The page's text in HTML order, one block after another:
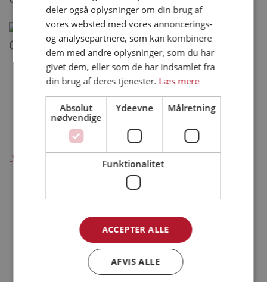
One pot kebabpasta
1 - 9 af 318 opskrifter 1 2 3 ...
Danpo A/S
Farre - hovedkontor, administration og produktion:
Danpo A/S
Tykhøjetvej 44, Farre
DK-7323 Give
Aars - slagteri og produktion:
GERMAN
deler også oplysninger om din brug af
vores websted med vores annoncerings-
og analysepartnere, som kan kombinere
dem med andre oplysninger, som du har
givet dem, eller som de har indsamlet fra
din brug af deres tjenester. Læs mere
Absolut
nødvendige
Ydeevne Målretning
Funktionalitet
ACCEPTER ALLE
AFVIS ALLE